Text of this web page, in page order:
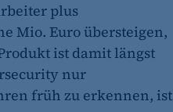
plus
Mio. Euro übersteigen,
ist damit längst
nur
früh zu erkennen, ist